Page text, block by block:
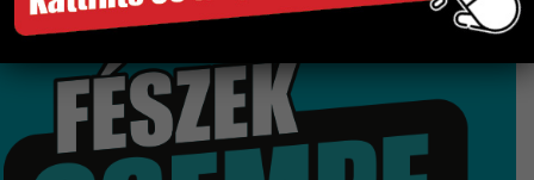
Több száz termék raktárról